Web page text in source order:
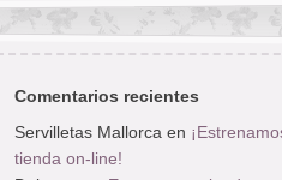
Comentarios recientes
Servilletas Mallorcaen
tienda on-line!